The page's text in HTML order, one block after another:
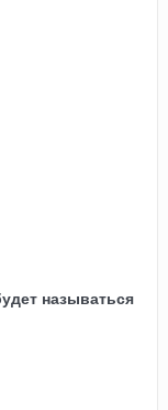
называться